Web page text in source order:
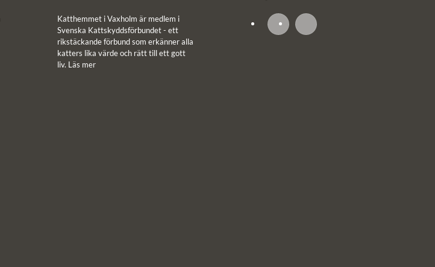
Katthemmet i Vaxholm är medlem i
Svenska Kattskyddsförbundet - ett
rikstäckande förbund som erkänner alla
katters lika värde och rätt till ett gott
liv. Läs mer